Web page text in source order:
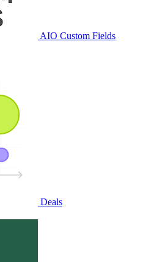
AIO Custom Fields
Deals